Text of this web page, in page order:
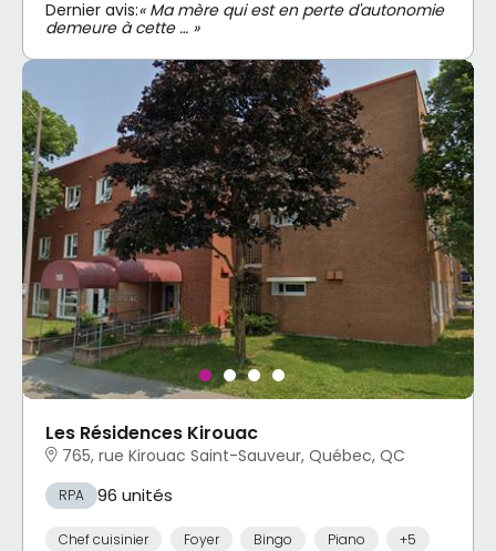
Dernier avis:« Ma mère qui est en perte d'autonomie
demeure à cette … »
Les Résidences Kirouac
765, rue Kirouac Saint-Sauveur, Québec, QC
RPA 96 unités
Chef cuisinier Foyer Bingo Piano +5